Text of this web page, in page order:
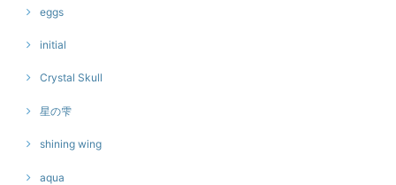
eggs
initial
Crystal Skull
星の雫
shining wing
aqua